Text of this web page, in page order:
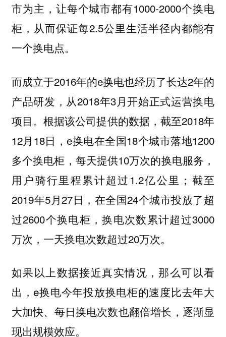
市为主，让每个城市都有1000-2000个换电
柜，从而保证每2.5公里生活半径内都能有
一个换电点。
而成立于2016年的e换电也经历了长达2年的
产品研发，从2018年3月开始正式运营换电
项目。根据该公司提供的数据，截至2018年
12月18日，e换电在全国18个城市落地1200
多个换电柜，每天提供10万次的换电服务，
用户骑行里程累计超过1.2亿公里；截至
2019年5月27日，在全国24个城市投放了超
过2600个换电柜，换电次数累计超过3000
万次，一天换电次数超过20万次。
如果以上数据接近真实情况，那么可以看
出，e换电今年投放换电柜的速度比去年大
大加快、每日换电次数也翻倍增长，逐渐显
现出规模效应。